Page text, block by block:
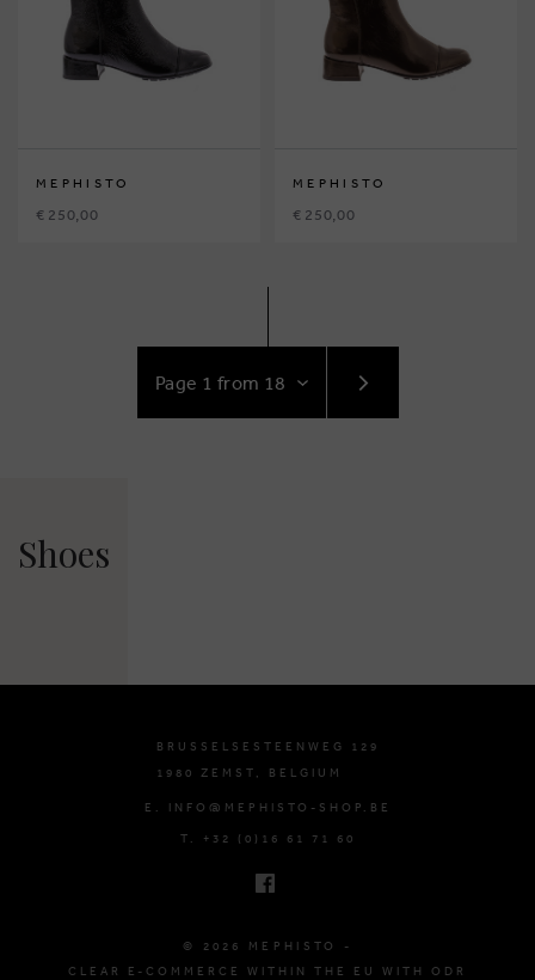
MEPHISTO
€ 250,00
MEPHISTO
€ 250,00
TO
NEXT
Shoes
BRUSSELSESTEENWEG 129
1980 ZEMST, BELGIUM
E. INFO@MEPHISTO-SHOP.BE
T. +32 (0)16 61 71 60
© 2026 MEPHISTO -
CLEAR E-COMMERCE WITHIN THE EU WITH ODR